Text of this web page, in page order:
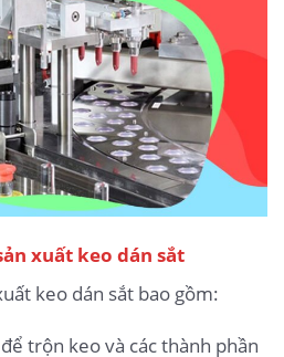
xuất keo dán sắt
keo dán sắt bao gồm:
trộn keo và các thành phần